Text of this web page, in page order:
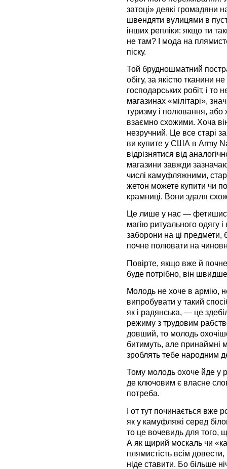
затоці» деякі громадяни
швендяти вулицями в
інших репліки: якщо ти
не там? І мода на
піску.
Той брудношматний
обігу, за якістю тканини
господарських робіт, і
магазинах «мілітарі»,
туризму і полювання, або
взаємно схожими. Хоча
незручний. Це все старі
ви купите у США в Army
відрізнятися від
магазини завжди
числі камуфляжними,
жетон можете купити чи
крамниці. Вони здаля
Це лише у нас —
магію ритуального одягу
заборони на ці предмети,
почне полювати на
Повірте, якщо вже й
буде потрібно, він
Молодь не хоче в армію,
випробувати у такий
як і радянська, — це
режиму з трудовим
довший, то молодь
битимуть, але принаймні
зроблять тебе народним
Тому молодь охоче йде у
де ключовим є власне
потреба.
І от тут починається вже
як у камуфляжі серед
то це вочевидь для того,
А як щирий москаль чи
плямистість всім
ніде ставити. Бо більше